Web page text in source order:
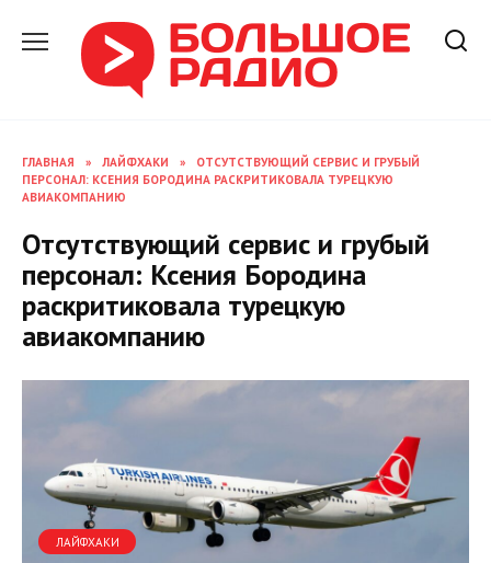
содержанию
ГЛАВНАЯ » ЛАЙФХАКИ »
ОТСУТСТВУЮЩИЙ СЕРВИС И ГРУБЫЙ
ПЕРСОНАЛ: КСЕНИЯ БОРОДИНА РАСКРИТИКОВАЛА ТУРЕЦКУЮ
АВИАКОМПАНИЮ
Отсутствующий сервис и грубый
персонал: Ксения Бородина
раскритиковала турецкую
авиакомпанию
ЛАЙФХАКИ